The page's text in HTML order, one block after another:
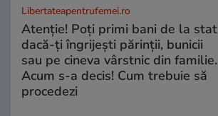
Libertateapentrufemei.ro
Atenție! Poți primi bani de la stat
dacă-ți îngrijești părinții, bunicii
sau pe cineva vârstnic din familie.
Acum s-a decis! Cum trebuie să
procedezi